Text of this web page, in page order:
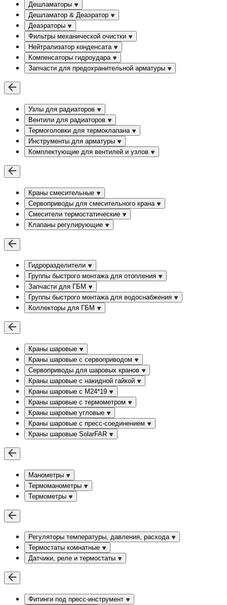
Дешламаторы
Дешламатор & Деаэратор
Деаэраторы
Фильтры механической очистки
Нейтрализатор конденсата
Компенсаторы гидроудара
Запчасти для предохранительной арматуры
Узлы для радиаторов
Вентили для радиаторов
Термоголовки для термоклапана
Инструменты для арматуры
Комплектующие для вентилей и узлов
Краны смесительные
Сервоприводы для смесительного крана
Смесители термостатические
Клапаны регулирующие
Гидроразделители
Группы быстрого монтажа для отопления
Запчасти для ГБМ
Группы быстрого монтажа для водоснабжения
Коллекторы для ГБМ
Краны шаровые
Краны шаровые с сервоприводом
Сервоприводы для шаровых кранов
Краны шаровые с накидной гайкой
Краны шаровые с М24*19
Краны шаровые с термометром
Краны шаровые угловые
Краны шаровые c пресс-соединением
Краны шаровые SolarFAR
Манометры
Термоманометры
Термометры
Регуляторы температуры, давления, расхода
Термостаты комнатные
Датчики, реле и термостаты
Фитинги под пресс-инструмент